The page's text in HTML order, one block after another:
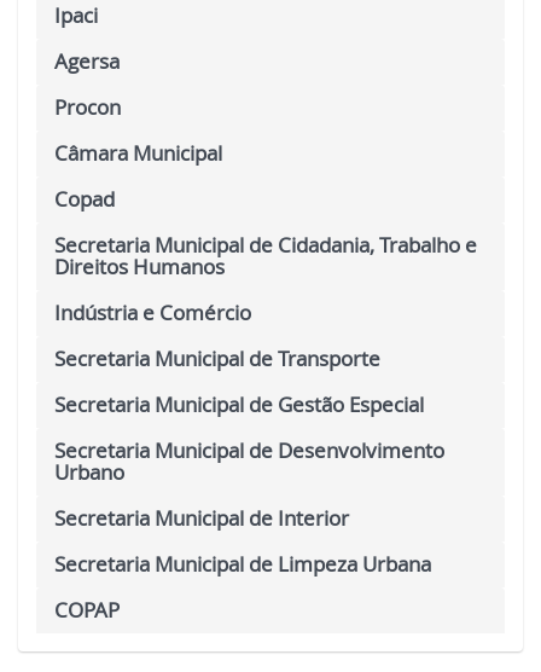
Ipaci
Agersa
Procon
Câmara Municipal
Copad
Secretaria Municipal de Cidadania, Trabalho e
Direitos Humanos
Indústria e Comércio
Secretaria Municipal de Transporte
Secretaria Municipal de Gestão Especial
Secretaria Municipal de Desenvolvimento
Urbano
Secretaria Municipal de Interior
Secretaria Municipal de Limpeza Urbana
COPAP